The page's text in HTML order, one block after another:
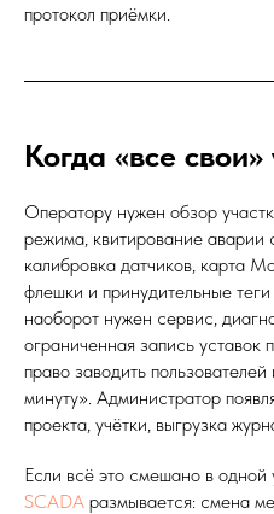
протокол приёмки.
Когда «все
Оператору нужен обзор
режима, квитирование аварии
калибровка датчиков, карта
флешки и принудительные
наоборот нужен сервис,
ограниченная запись уставок
право заводить
минуту». Администратор
проекта, учётки, выгрузка
Если всё это смешано в одной
SCADA размывается: смена